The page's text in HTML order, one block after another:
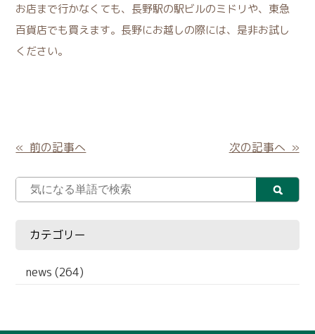
お店まで行かなくても、長野駅の駅ビルのミドリや、東急
百貨店でも買えます。長野にお越しの際には、是非お試し
ください。
« 前の記事へ 次の記事へ »
カテゴリー
news (264)